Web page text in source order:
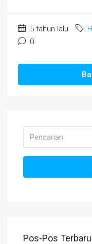
5 tahun lalu
0
Pos-Pos Terbaru